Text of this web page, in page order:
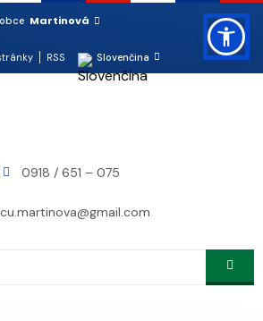
Martinová
RSS Slovenčina
0918 / 651 – 075